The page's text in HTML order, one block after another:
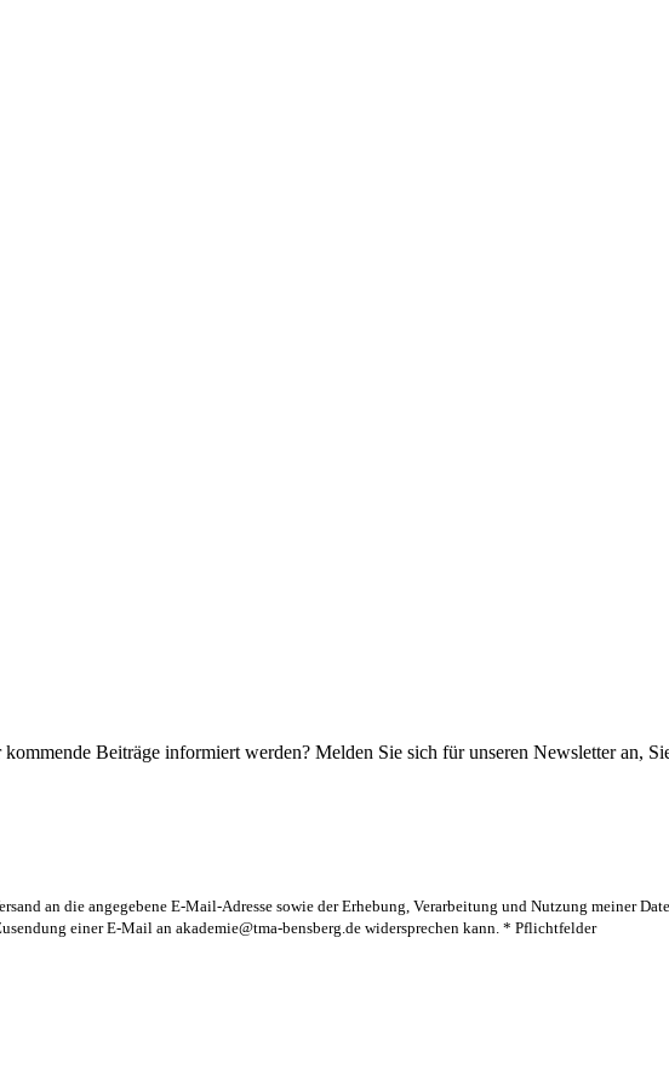
Beiträge informiert werden? Melden Sie sich für unseren Newsletter an,
an die angegebene E-Mail-Adresse sowie der Erhebung, Verarbeitung und Nutzung meiner
einer E-Mail an akademie@tma-bensberg.de widersprechen kann. * Pflichtfelder